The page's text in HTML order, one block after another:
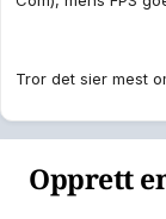
Tror det sier mest
Opprett